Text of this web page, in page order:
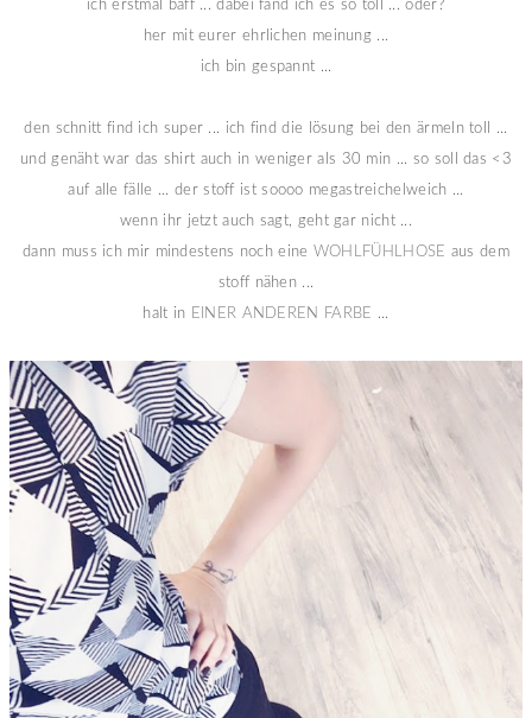
ich erstmal baff ... dabei fand ich es so toll ... oder?
her mit eurer ehrlichen meinung ...
ich bin gespannt ...
den schnitt find ich super ... ich find die lösung bei den ärmeln toll ...
und genäht war das shirt auch in weniger als 30 min ... so soll das <3
auf alle fälle ... der stoff ist soooo megastreichelweich ...
wenn ihr jetzt auch sagt, geht gar nicht ...
dann muss ich mir mindestens noch eine WOHLFÜHLHOSE aus dem
stoff nähen ...
halt in EINER ANDEREN FARBE ...